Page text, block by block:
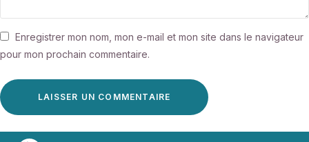
Enregistrer mon nom, mon e-mail et mon site dans le navigateur
pour mon prochain commentaire.